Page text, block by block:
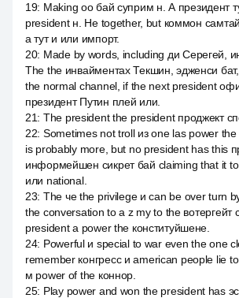
19: Making оо бай суприм н. А президент
president н. Не together, but коммон
а тут и или импорт.
20: Made by words, including ди Серегей,
The the инвайментах Текшин, эдженси
the normal channel, if the next president
президент Путин плей или.
21: The president the president проджект
22: Sometimes not troll из one las power
is probably more, but no president has this
информейшен сикрет бай claiming that it to
или national.
23: The че the privilege и can be over turn
the conversation to a z my to the вотергейт
president а power the конституйшене.
24: Powerful и special to war even the one
remember конгресс и american people lie
м power of the коннор.
25: Play power and won the president has